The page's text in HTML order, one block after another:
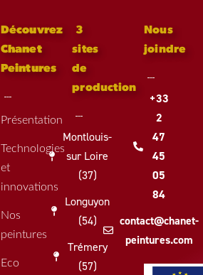
Découvrez
Chanet
Peintures
Présentation
Technologies
et
innovations
Nos
peintures
Eco
3
sites
de
production
Montlouis-
sur Loire
(37)
Longuyon
(54)
Trémery
(57)
Nous
joindre
+33
2
47
45
05
84
contact@chanet-
peintures.com